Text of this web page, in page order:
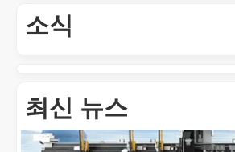
소식
최신 뉴스